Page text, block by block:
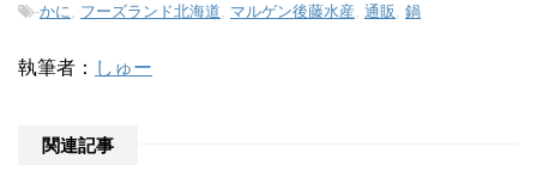
-かに フーズランド北海道 マルゲン後藤水産 通販 鍋
執筆者： しゅー
関連記事